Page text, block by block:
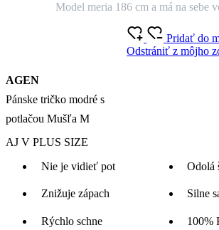
Model meria 186 cm a má na sebe
AGEN
Pánske tričko modré s
potlačou Mušľa M
Pridať do
Odstrániť z môjho
AJ V PLUS SIZE
Nie je vidieť pot
Odolá
Znižuje zápach Silne
Rýchlo schne 100%